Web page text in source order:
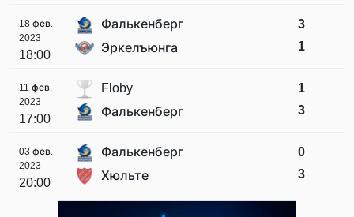
18 фев.
2023
18:00
Фалькенберг
Эркелъюнга
3
1
11 фев.
2023
17:00
Floby
Фалькенберг
1
3
03 фев.
2023
20:00
Фалькенберг
Хюльте
0
3